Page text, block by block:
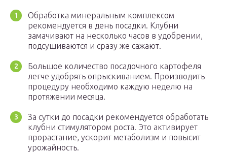
Обработка минеральным комплексом
рекомендуется в день посадки. Клубни
замачивают на несколько часов в удобрении,
подсушиваются и сразу же сажают.
Большое количество посадочного картофеля
легче удобрять опрыскиванием. Производить
процедуру необходимо каждую неделю на
протяжении месяца.
За сутки до посадки рекомендуется обработать
клубни стимулятором роста. Это активирует
прорастание, ускорит метаболизм и повысит
урожайность.